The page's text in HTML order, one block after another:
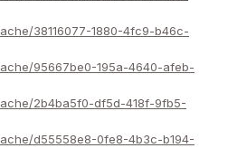
38116077-1880-4fc9-b46c-
95667be0-195a-4640-afeb-
2b4ba5f0-df5d-418f-9fb5-
d55558e8-0fe8-4b3c-b194-